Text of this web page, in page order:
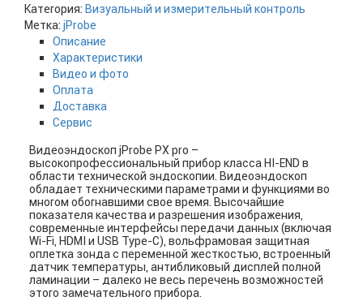
Категория: Визуальный и измерительный контроль
Метка: jProbe
Описание
Характеристики
Видео и фото
Оплата
Доставка
Сервис
Видеоэндоскоп jProbe PX pro –
высокопрофессиональный прибор класса HI-END в
области технической эндоскопии. Видеоэндоскоп
обладает техническими параметрами и функциями во
многом обогнавшими свое время. Высочайшие
показателя качества и разрешения изображения,
современные интерфейсы передачи данных (включая
Wi-Fi, HDMI и USB Type-C), вольфрамовая защитная
оплетка зонда с переменной жесткостью, встроенный
датчик температуры, антибликовый дисплей полной
ламинации – далеко не весь перечень возможностей
этого замечательного прибора.